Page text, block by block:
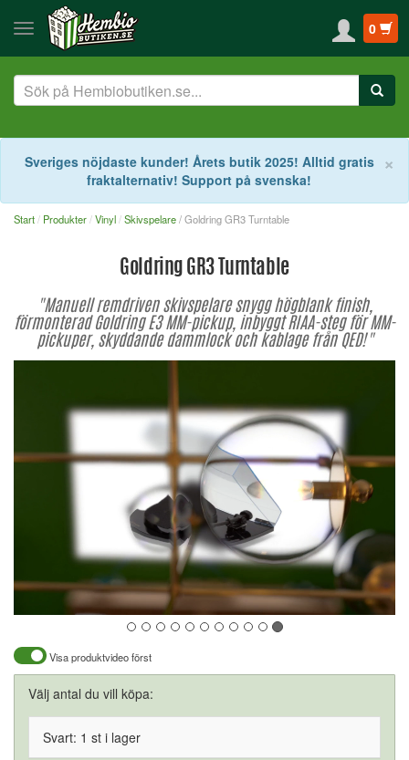
0
×
Sveriges nöjdaste kunder! Årets butik 2025! Alltid gratis
fraktalternativ! Support på svenska!
Start Produkter Vinyl Skivspelare/ Goldring GR3 Turntable
Goldring GR3 Turntable
"Manuell remdriven skivspelare snygg högblank finish,
förmonterad Goldring E3 MM-pickup, inbyggt RIAA-steg för MM-
pickuper, skyddande dammlock och kablage från QED!"
Visa produktvideo först
Välj antal du vill köpa:
Svart: 1 st i lager